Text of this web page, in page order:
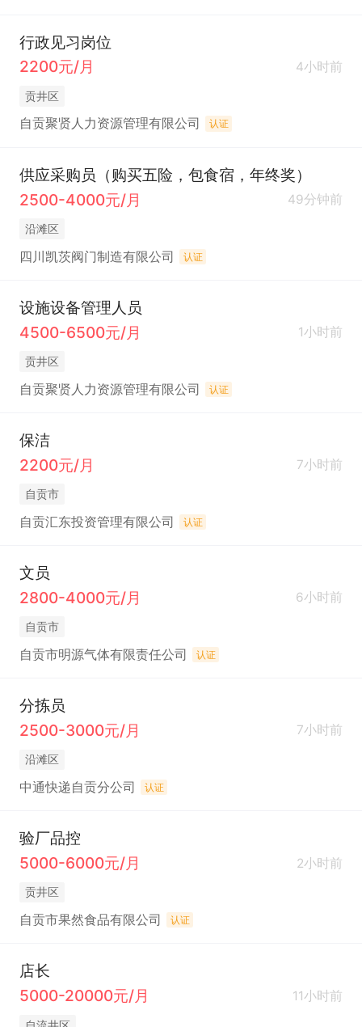
行政见习岗位
2200元/月
4小时前
贡井区
自贡聚贤人力资源管理有限公司 认证
供应采购员（购买五险，包食宿，年终奖）
2500-4000元/月
49分钟前
沿滩区
四川凯茨阀门制造有限公司 认证
设施设备管理人员
4500-6500元/月
1小时前
贡井区
自贡聚贤人力资源管理有限公司 认证
保洁
2200元/月
7小时前
自贡市
自贡汇东投资管理有限公司 认证
文员
2800-4000元/月
6小时前
自贡市
自贡市明源气体有限责任公司 认证
分拣员
2500-3000元/月
7小时前
沿滩区
中通快递自贡分公司 认证
验厂品控
5000-6000元/月
2小时前
贡井区
自贡市果然食品有限公司 认证
店长
5000-20000元/月
11小时前